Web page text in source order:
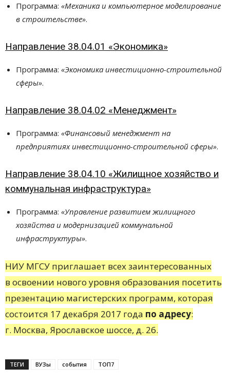
Программа: «Механика и компьютерное моделирование
в строительстве».
Направление 38.04.01 «Экономика»
Программа: «Экономика инвестиционно-строительной
сферы».
Направление 38.04.02 «Менеджмент»
Программа: «Финансовый менеджмент на
предприятиях инвестиционно-строительной сферы».
Направление 38.04.10 «Жилищное хозяйство и
коммунальная инфраструктура»
Программа: «Управление развитием жилищного
хозяйства и модернизацией коммунальной
инфраструктуры».
НИУ МГСУ приглашает всех заинтересованных
в освоении нового уровня образования посетить
презентацию магистерских программ, которая
состоится 17 декабря 2017 года по адресу:
г. Москва, Ярославское шоссе, д. 26.
ТЕГИ ВУЗы события ТОП7